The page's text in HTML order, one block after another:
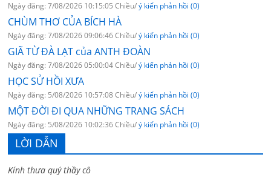
Ngày đăng: 7/08/2026 10:15:05 Chiều/ý kiến phản hồi (0)
CHÙM THƠ CỦA BÍCH HÀ
Ngày đăng: 7/08/2026 09:06:46 Chiều/ý kiến phản hồi (0)
GIÃ TỪ ĐÀ LẠT của ANTH ĐOÀN
Ngày đăng: 7/08/2026 05:00:04 Chiều/ý kiến phản hồi (0)
HỌC SỬ HỒI XƯA
Ngày đăng: 5/08/2026 10:57:08 Chiều/ý kiến phản hồi (0)
MỘT ĐỜI ĐI QUA NHỮNG TRANG SÁCH
Ngày đăng: 5/08/2026 10:02:36 Chiều/ý kiến phản hồi (0)
LỜI DẪN
Kính thưa quý thầy cô